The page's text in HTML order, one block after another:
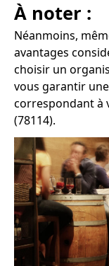
À noter :
Néanmoins,
avantages
choisir un
vous garantir
correspondant à
(78114).